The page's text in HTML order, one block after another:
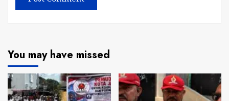
You may have missed